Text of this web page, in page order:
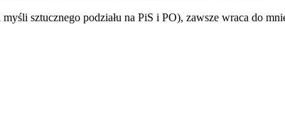
sztucznego podziału na PiS i PO), zawsze wraca do